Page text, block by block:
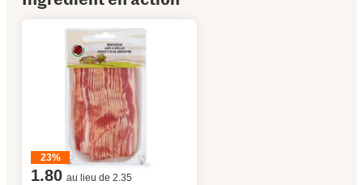
23%
1.80 au lieu de 2.35